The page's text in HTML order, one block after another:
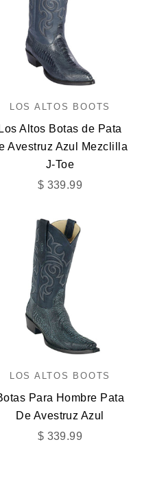
LOS ALTOS BOOTS
Los Altos Botas de Pata
Avestruz Azul Mezclilla
J-Toe
Precio de oferta
$ 339.99
LOS ALTOS BOOTS
Para Hombre Pata
De Avestruz Azul
Precio de oferta
$ 339.99